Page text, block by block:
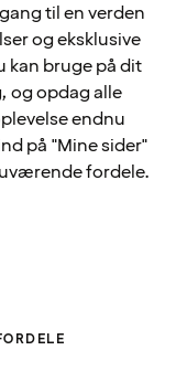
til en verden
og eksklusive
kan bruge på dit
og opdag alle
endnu
på "Mine sider"
fordele.